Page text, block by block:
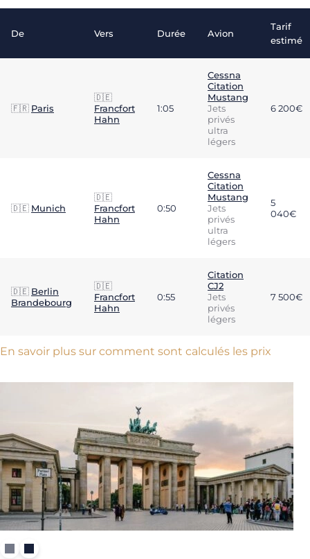
De Vers Durée Avion
Tarif
estimé
🇫🇷 Paris
🇩🇪
Francfort
Hahn
1:05
Cessna
Citation
Mustang
Jets
privés
ultra
légers
6 200€
🇩🇪 Munich
🇩🇪
Francfort
Hahn
0:50
Cessna
Citation
Mustang
Jets
privés
ultra
légers
5
040€
🇩🇪 Berlin
Brandebourg
🇩🇪
Francfort
Hahn
0:55
Citation
CJ2
Jets
privés
légers
7 500€
En savoir plus sur comment sont calculés les prix